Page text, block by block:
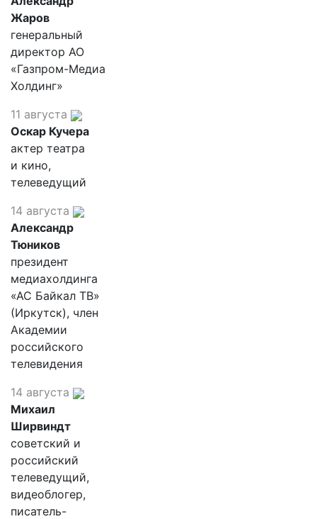
Жаров
генеральный
директор АО
«Газпром-Медиа
Холдинг»
11 августа
Оскар Кучера
актер театра
и кино,
телеведущий
14 августа
Александр
Тюников
президент
медиахолдинга
«АС Байкал ТВ»
(Иркутск), член
Академии
российского
телевидения
14 августа
Михаил
Ширвиндт
советский и
российский
телеведущий,
видеоблогер,
писатель-